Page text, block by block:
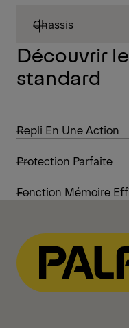
Chassis
Découvrir
standard
Repli En Une Action
Protection Parfaite
Fonction Mémoire